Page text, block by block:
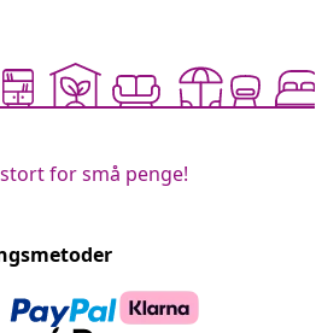
for små penge!